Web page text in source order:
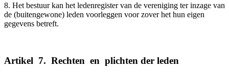
8. Het bestuur kan het ledenregister van de vereniging ter inzage van
de (buitengewone) leden voorleggen voor zover het hun eigen
gegevens betreft.
Artikel 7. Rechten en plichten der leden